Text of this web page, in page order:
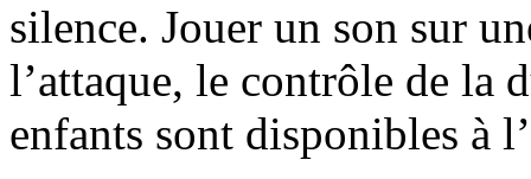
silence. Jouer un son sur
l’attaque, le contrôle de la
enfants sont disponibles à